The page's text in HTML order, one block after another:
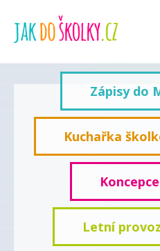
Zápisy do
Kuchařka
Letní